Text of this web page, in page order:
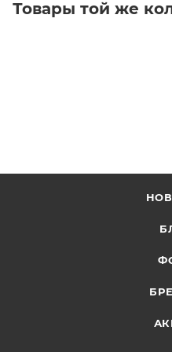
Товары той же